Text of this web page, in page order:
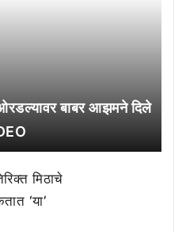
बाबर आझमने दिले
मिठाचे
‘या’